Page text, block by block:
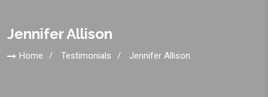
Jennifer Allison
Home Testimonials Jennifer Allison